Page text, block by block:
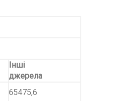
Інші
джерела
65475,6